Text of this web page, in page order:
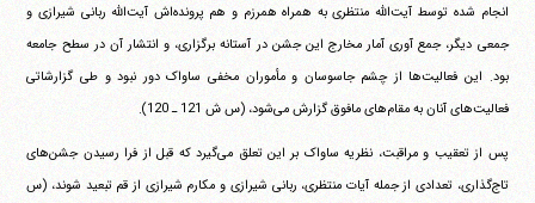
انجام شده توسط آیت‌الله منتظرى به همراه همرزم و هم پرونده‌اش آیت‌الله ربانى شیرازى و
جمعى دیگر، جمع آورى آمار مخارج این جشن در آستانه برگزاری، و انتشار آن در سطح جامعه
بود. این فعالیت‌ها از چشم جاسوسان و مأموران مخفى ساواک دور نبود و طى گزارشاتى
فعالیت‌‌هاى آنان به مقام‌‌هاى مافوق گزارش می‌شود، (س ش 121 ـ 120).
پس از تعقیب و مراقبت، نظریه ساواک بر این تعلق می‌گیرد که قبل از فرا رسیدن جشن‌‌هاى
تاج‌گذاری، تعدادى از جمله آیات منتظری، ربانى شیرازى و مکارم شیرازى از قم تبعید شوند، (س